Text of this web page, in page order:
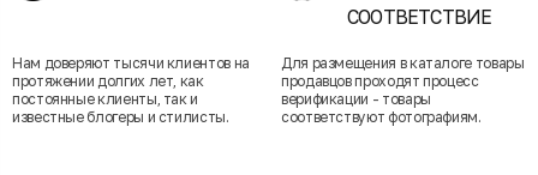
Нам доверяют тысячи клиентов на
протяжении долгих лет, как
постоянные клиенты, так и
известные блогеры и стилисты.
СООТВЕТСТВИЕ
Для размещения в каталоге товары
продавцов проходят процесс
верификации - товары
соответствуют фотографиям.